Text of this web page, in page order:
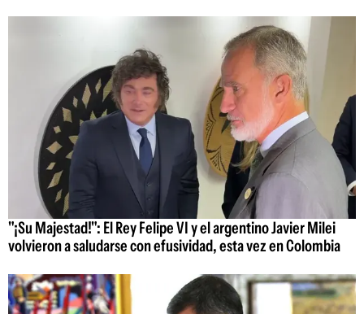
"¡Su Majestad!": El Rey Felipe VI y el argentino Javier Milei
volvieron a saludarse con efusividad, esta vez en Colombia